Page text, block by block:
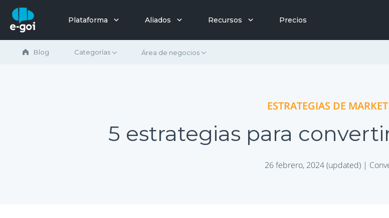
Saltar al contenido
Plataforma Aliados Recursos Precios
Blog Categorías Área de negocios
ESTRATEGIAS DE
5 estrategias para
26 febrero, 2024 (updated) |